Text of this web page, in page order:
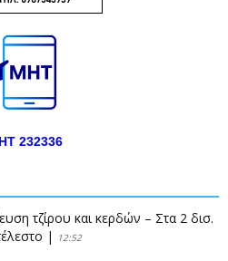
232336
τζίρου και κερδών – Στα 2 δισ.
| 12:52